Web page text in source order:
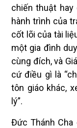
chiến thuật
hành trình của
cốt lõi của tài
một gia đình
cùng đích, và
cứ điều gì là
tôn giáo khác,
lý”.
Đức Thánh Cha